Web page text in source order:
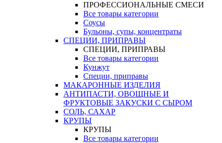
ПРОФЕССИОНАЛЬНЫЕ СМЕСИ
Все товары категории
Соусы
Бульоны, супы, концентраты
СПЕЦИИ, ПРИПРАВЫ
СПЕЦИИ, ПРИПРАВЫ
Все товары категории
Кунжут
Специи, приправы
МАКАРОННЫЕ ИЗДЕЛИЯ
АНТИПАСТИ, ОВОЩНЫЕ И
ФРУКТОВЫЕ ЗАКУСКИ С СЫРОМ
СОЛЬ, САХАР
КРУПЫ
КРУПЫ
Все товары категории